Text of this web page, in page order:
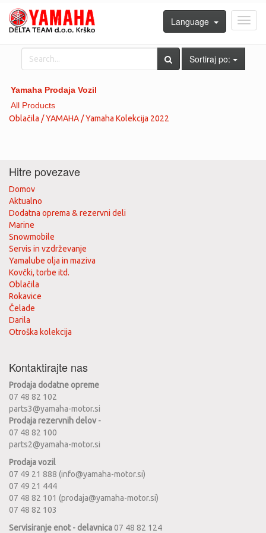
Language
Sortiraj po:
Yamaha Prodaja Vozil
All Products
Oblačila / YAMAHA / Yamaha Kolekcija 2022
Hitre povezave
Domov
Aktualno
Dodatna oprema & rezervni deli
Marine
Snowmobile
Servis in vzdrževanje
Yamalube olja in maziva
Kovčki, torbe itd.
Oblačila
Rokavice
Čelade
Darila
Otroška kolekcija
Kontaktirajte nas
Prodaja dodatne opreme
07 48 82 102
parts3@yamaha-motor.si
Prodaja rezervnih delov -
07 48 82 100
parts2@yamaha-motor.si
Prodaja vozil
07 49 21 888 (info@yamaha-motor.si)
07 49 21 444
07 48 82 101 (prodaja@yamaha-motor.si)
07 48 82 103
Servisiranje enot - delavnica07 48 82 124